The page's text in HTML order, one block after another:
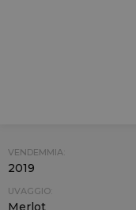
VENDEMMIA:
2019
UVAGGIO:
Merlot